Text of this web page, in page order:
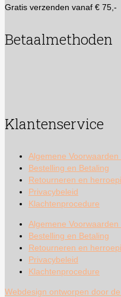
Gratis verzenden vanaf € 75,-
Betaalmethoden
Klantenservice
Algemene
Bestelling en Betaling
Retourneren en
Privacybeleid
Klachtenprocedure
Algemene
Bestelling en Betaling
Retourneren en
Privacybeleid
Klachtenprocedure
Webdesign ontworpen door